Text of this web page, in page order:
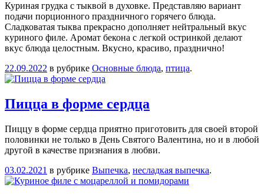
Куриная грудка с тыквой в духовке. Представляю вариант
подачи порционного праздничного горячего блюда.
Сладковатая тыква прекрасно дополняет нейтральный вкус
куриного филе. Аромат бекона с легкой остринкой делают
вкус блюда целостным. Вкусно, красиво, празднично!
22.09.2022 в рубрике Основные блюда, птица.
Пицца в форме сердца
Пиццу в форме сердца приятно приготовить для своей второй
половинки не только в День Святого Валентина, но и в любой
другой в качестве признания в любви.
03.02.2021 в рубрике Выпечка, несладкая выпечка.